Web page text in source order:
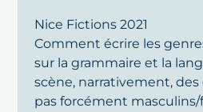
Nice Fictions 2021
Comment écrire les
sur la grammaire et la
scène, narrativement,
pas forcément